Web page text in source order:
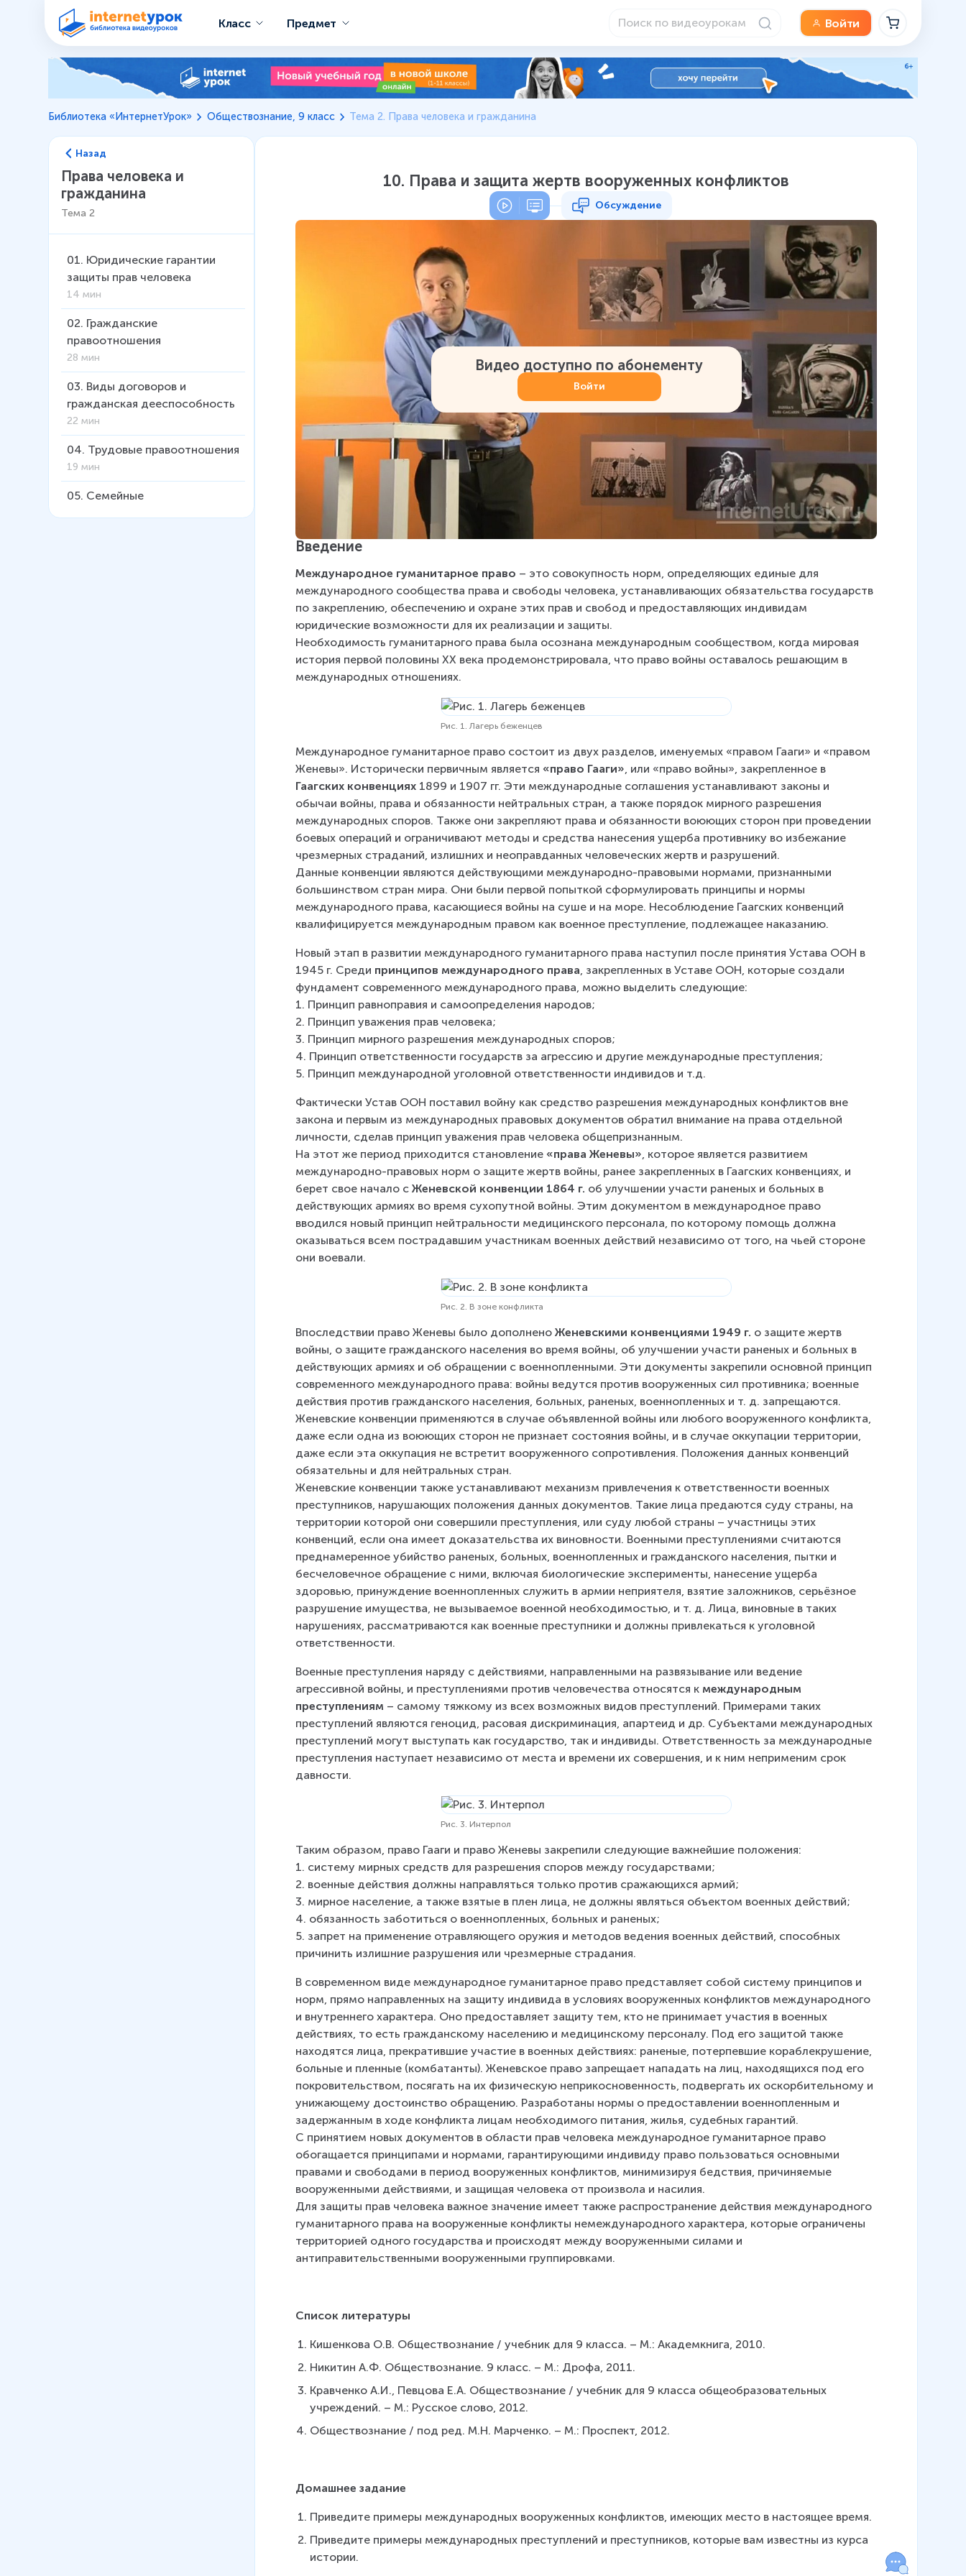
Класс Предмет Войти
Библиотека «ИнтернетУрок» Обществознание, 9 класс Тема 2. Права человека и гражданина
Назад
Права человека и
гражданина
Тема 2
01. Юридические гарантии
защиты прав человека
14 мин
02. Гражданские
правоотношения
28 мин
03. Виды договоров и
гражданская дееспособность
22 мин
04. Трудовые правоотношения
19 мин
05. Семейные
10. Права и защита жертв вооруженных конфликтов
Обсуждение
Видео доступно по абонементу
Войти
Введение
Международное гуманитарное право – это совокупность норм, определяющих единые для
международного сообщества права и свободы человека, устанавливающих обязательства государств
по закреплению, обеспечению и охране этих прав и свобод и предоставляющих индивидам
юридические возможности для их реализации и защиты.
Необходимость гуманитарного права была осознана международным сообществом, когда мировая
история первой половины XX века продемонстрировала, что право войны оставалось решающим в
международных отношениях.
Рис. 1. Лагерь беженцев
Международное гуманитарное право состоит из двух разделов, именуемых «правом Гааги» и «правом
Женевы». Исторически первичным является «право Гааги», или «право войны», закрепленное в
Гаагских конвенциях 1899 и 1907 гг. Эти международные соглашения устанавливают законы и
обычаи войны, права и обязанности нейтральных стран, а также порядок мирного разрешения
международных споров. Также они закрепляют права и обязанности воюющих сторон при проведении
боевых операций и ограничивают методы и средства нанесения ущерба противнику во избежание
чрезмерных страданий, излишних и неоправданных человеческих жертв и разрушений.
Данные конвенции являются действующими международно-правовыми нормами, признанными
большинством стран мира. Они были первой попыткой сформулировать принципы и нормы
международного права, касающиеся войны на суше и на море. Несоблюдение Гаагских конвенций
квалифицируется международным правом как военное преступление, подлежащее наказанию.
Новый этап в развитии международного гуманитарного права наступил после принятия Устава ООН в
1945 г. Среди принципов международного права, закрепленных в Уставе ООН, которые создали
фундамент современного международного права, можно выделить следующие:
1. Принцип равноправия и самоопределения народов;
2. Принцип уважения прав человека;
3. Принцип мирного разрешения международных споров;
4. Принцип ответственности государств за агрессию и другие международные преступления;
5. Принцип международной уголовной ответственности индивидов и т.д.
Фактически Устав ООН поставил войну как средство разрешения международных конфликтов вне
закона и первым из международных правовых документов обратил внимание на права отдельной
личности, сделав принцип уважения прав человека общепризнанным.
На этот же период приходится становление «права Женевы», которое является развитием
международно-правовых норм о защите жертв войны, ранее закрепленных в Гаагских конвенциях, и
берет свое начало с Женевской конвенции 1864 г. об улучшении участи раненых и больных в
действующих армиях во время сухопутной войны. Этим документом в международное право
вводился новый принцип нейтральности медицинского персонала, по которому помощь должна
оказываться всем пострадавшим участникам военных действий независимо от того, на чьей стороне
они воевали.
Рис. 2. В зоне конфликта
Впоследствии право Женевы было дополнено Женевскими конвенциями 1949 г. о защите жертв
войны, о защите гражданского населения во время войны, об улучшении участи раненых и больных в
действующих армиях и об обращении с военнопленными. Эти документы закрепили основной принцип
современного международного права: войны ведутся против вооруженных сил противника; военные
действия против гражданского населения, больных, раненых, военнопленных и т. д. запрещаются.
Женевские конвенции применяются в случае объявленной войны или любого вооруженного конфликта,
даже если одна из воюющих сторон не признает состояния войны, и в случае оккупации территории,
даже если эта оккупация не встретит вооруженного сопротивления. Положения данных конвенций
обязательны и для нейтральных стран.
Женевские конвенции также устанавливают механизм привлечения к ответственности военных
преступников, нарушающих положения данных документов. Такие лица предаются суду страны, на
территории которой они совершили преступления, или суду любой страны – участницы этих
конвенций, если она имеет доказательства их виновности. Военными преступлениями считаются
преднамеренное убийство раненых, больных, военнопленных и гражданского населения, пытки и
бесчеловечное обращение с ними, включая биологические эксперименты, нанесение ущерба
здоровью, принуждение военнопленных служить в армии неприятеля, взятие заложников, серьёзное
разрушение имущества, не вызываемое военной необходимостью, и т. д. Лица, виновные в таких
нарушениях, рассматриваются как военные преступники и должны привлекаться к уголовной
ответственности.
Военные преступления наряду с действиями, направленными на развязывание или ведение
агрессивной войны, и преступлениями против человечества относятся к международным
преступлениям – самому тяжкому из всех возможных видов преступлений. Примерами таких
преступлений являются геноцид, расовая дискриминация, апартеид и др. Субъектами международных
преступлений могут выступать как государство, так и индивиды. Ответственность за международные
преступления наступает независимо от места и времени их совершения, и к ним неприменим срок
давности.
Рис. 3. Интерпол
Таким образом, право Гааги и право Женевы закрепили следующие важнейшие положения:
1. систему мирных средств для разрешения споров между государствами;
2. военные действия должны направляться только против сражающихся армий;
3. мирное население, а также взятые в плен лица, не должны являться объектом военных действий;
4. обязанность заботиться о военнопленных, больных и раненых;
5. запрет на применение отравляющего оружия и методов ведения военных действий, способных
причинить излишние разрушения или чрезмерные страдания.
В современном виде международное гуманитарное право представляет собой систему принципов и
норм, прямо направленных на защиту индивида в условиях вооруженных конфликтов международного
и внутреннего характера. Оно предоставляет защиту тем, кто не принимает участия в военных
действиях, то есть гражданскому населению и медицинскому персоналу. Под его защитой также
находятся лица, прекратившие участие в военных действиях: раненые, потерпевшие кораблекрушение,
больные и пленные (комбатанты). Женевское право запрещает нападать на лиц, находящихся под его
покровительством, посягать на их физическую неприкосновенность, подвергать их оскорбительному и
унижающему достоинство обращению. Разработаны нормы о предоставлении военнопленным и
задержанным в ходе конфликта лицам необходимого питания, жилья, судебных гарантий.
С принятием новых документов в области прав человека международное гуманитарное право
обогащается принципами и нормами, гарантирующими индивиду право пользоваться основными
правами и свободами в период вооруженных конфликтов, минимизируя бедствия, причиняемые
вооруженными действиями, и защищая человека от произвола и насилия.
Для защиты прав человека важное значение имеет также распространение действия международного
гуманитарного права на вооруженные конфликты немеждународного характера, которые ограничены
территорией одного государства и происходят между вооруженными силами и
антиправительственными вооруженными группировками.
Список литературы
Кишенкова О.В. Обществознание / учебник для 9 класса. – М.: Академкнига, 2010.
Никитин А.Ф. Обществознание. 9 класс. – М.: Дрофа, 2011.
Кравченко А.И., Певцова Е.А. Обществознание / учебник для 9 класса общеобразовательных
учреждений. – М.: Русское слово, 2012.
Обществознание / под ред. М.Н. Марченко. – М.: Проспект, 2012.
Домашнее задание
Приведите примеры международных вооруженных конфликтов, имеющих место в настоящее время.
Приведите примеры международных преступлений и преступников, которые вам известны из курса
истории.